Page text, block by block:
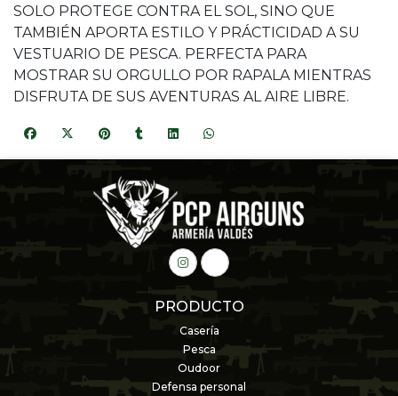
SOLO PROTEGE CONTRA EL SOL, SINO QUE
TAMBIÉN APORTA ESTILO Y PRÁCTICIDAD A SU
VESTUARIO DE PESCA. PERFECTA PARA
MOSTRAR SU ORGULLO POR RAPALA MIENTRAS
DISFRUTA DE SUS AVENTURAS AL AIRE LIBRE.
PRODUCTO
Casería
Pesca
Oudoor
Defensa personal